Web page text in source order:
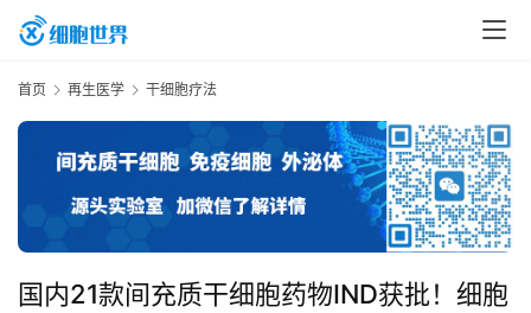
首页 再生医学 干细胞疗法
国内21款间充质干细胞药物IND获批！细胞